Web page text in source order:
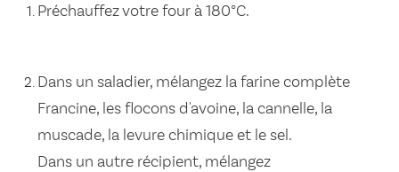
Préchauffez votre four à 180°C.
Dans un saladier, mélangez la farine complète
Francine, les flocons d'avoine, la cannelle, la
muscade, la levure chimique et le sel.
Dans un autre récipient, mélangez